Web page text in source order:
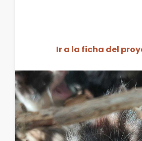
Ir a la ficha del